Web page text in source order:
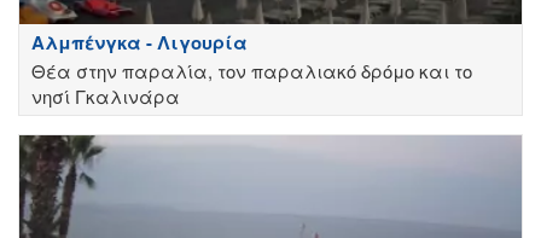
Αλμπένγκα - Λιγουρία
Θέα στην παραλία, τον παραλιακό δρόμο και το
νησί Γκαλινάρα